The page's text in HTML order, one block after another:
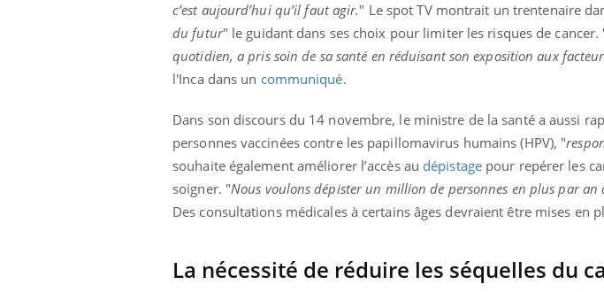
c’est aujourd’hui qu’il faut agir." Le spot TV montrait un trentenaire
du futur" le guidant dans ses choix pour limiter les risques de cancer.
quotidien, a pris soin de sa santé en réduisant son exposition aux
l'Inca dans un communiqué.
Dans son discours du 14 novembre, le ministre de la santé a aussi
personnes vaccinées contre les papillomavirus humains (HPV), "
souhaite également améliorer l’accès au dépistagepour repérer les
soigner. "Nous voulons dépister un million de personnes en plus par an
Des consultations médicales à certains âges devraient être mises en
La nécessité de réduire les séquelles du
Carence en fer : comprendre pour
Youtube
carence en fer sont multiples ce qui la rend
Youtube
Insuline & Charge mentale : et
osait en parler??Youtube
En 2026, l'insuline dans le diabète de
patients comme parfois chez les